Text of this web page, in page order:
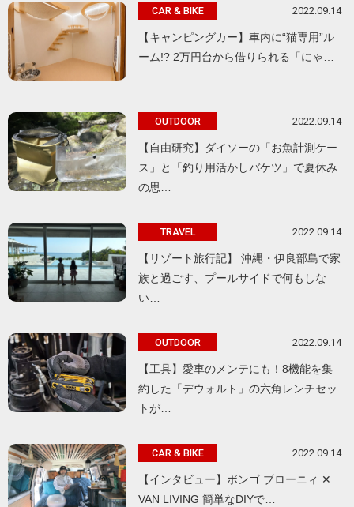
CAR & BIKE 2022.09.14
【キャンピングカー】車内に“猫専用”ル
ーム!? 2万円台から借りられる「にゃ…
OUTDOOR 2022.09.14
【自由研究】ダイソーの「お魚計測ケー
ス」と「釣り用活かしバケツ」で夏休み
の思…
TRAVEL 2022.09.14
【リゾート旅行記】 沖縄・伊良部島で家
族と過ごす、プールサイドで何もしな
い…
OUTDOOR 2022.09.14
【工具】愛車のメンテにも！8機能を集
約した「デウォルト」の六角レンチセッ
トが…
CAR & BIKE 2022.09.14
【インタビュー】ボンゴ ブローニィ ✕
VAN LIVING 簡単なDIYで…